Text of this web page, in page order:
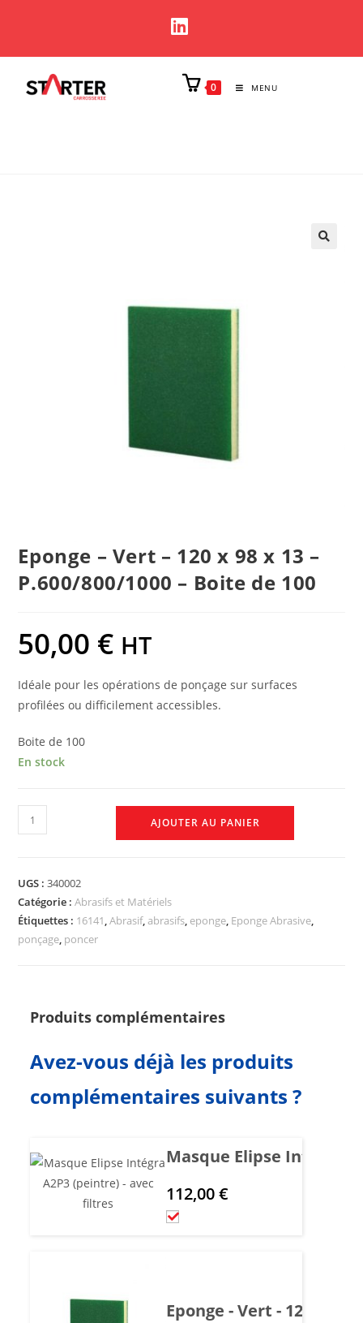
0 MENU
Eponge – Vert – 120 x 98 x 13 –
P.600/800/1000 – Boite de 100
50,00 € HT
Idéale pour les opérations de ponçage sur surfaces
profilées ou difficilement accessibles.
Boite de 100
En stock
AJOUTER AU PANIER
UGS :340002
Catégorie :Abrasifs et Matériels
Étiquettes : 16141,Abrasif,abrasifs, eponge, Eponge Abrasive,
ponçage, poncer
Produits complémentaires
Avez-vous déjà les produits
complémentaires suivants ?
Masque Elipse Intégra
112,00€
Eponge - Vert - 120 x 98